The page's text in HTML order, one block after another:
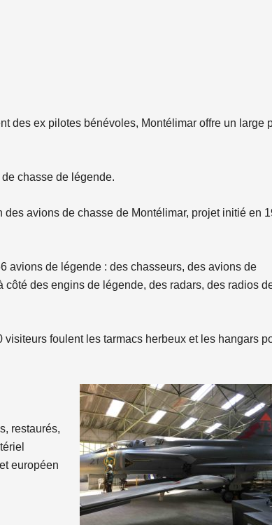
des ex pilotes bénévoles, Montélimar offre un large
chasse de légende.
avions de chasse de Montélimar, projet initié en
avions de légende : des chasseurs, des avions de
côté des engins de légende, des radars, des radios
foulent les tarmacs herbeux et les hangars
restaurés,
européen